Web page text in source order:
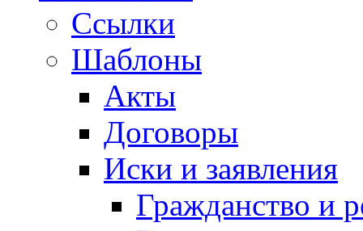
Ссылки
Шаблоны
Акты
Договоры
Иски и заявления
Гражданство и